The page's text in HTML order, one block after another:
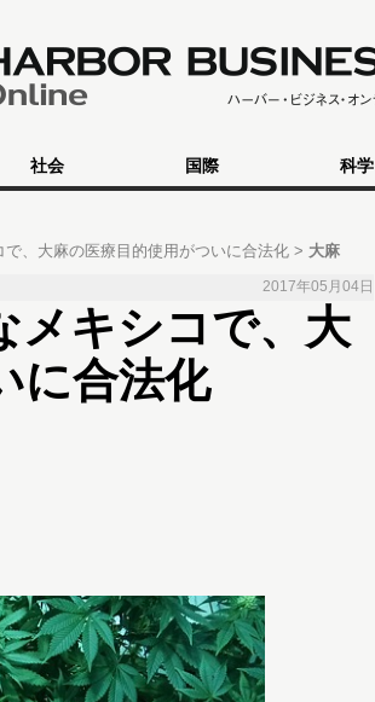
社会 国際 科学
、大麻の医療目的使用がついに合法化 大麻
2017年05月04日
メキシコで、大
に合法化